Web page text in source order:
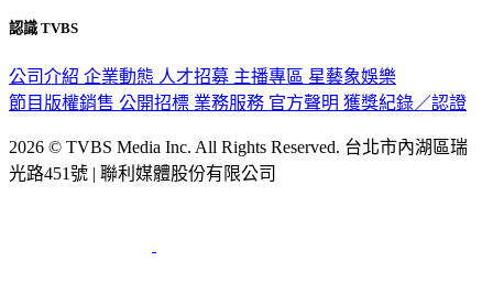
認識 TVBS
公司介紹 企業動態 人才招募 主播專區 星藝象娛樂
節目版權銷售 公開招標 業務服務 官方聲明 獲獎紀錄／認證
2026 © TVBS Media Inc. All Rights Reserved. 台北市內湖區瑞
光路451號 | 聯利媒體股份有限公司